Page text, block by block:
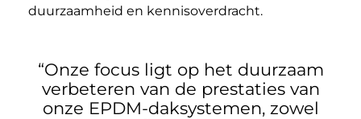
duurzaamheid en kennisoverdracht.
“Onze focus ligt op het duurzaam
verbeteren van de prestaties van
onze EPDM-daksystemen, zowel